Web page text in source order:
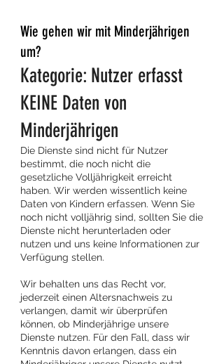
Wie gehen wir mit Minderjährigen
um?
Kategorie: Nutzer erfasst
KEINE Daten von
Minderjährigen
Die Dienste sind nicht für Nutzer
bestimmt, die noch nicht die
gesetzliche Volljährigkeit erreicht
haben. Wir werden wissentlich keine
Daten von Kindern erfassen. Wenn Sie
noch nicht volljährig sind, sollten Sie die
Dienste nicht herunterladen oder
nutzen und uns keine Informationen zur
Verfügung stellen.
Wir behalten uns das Recht vor,
jederzeit einen Altersnachweis zu
verlangen, damit wir überprüfen
können, ob Minderjährige unsere
Dienste nutzen. Für den Fall, dass wir
Kenntnis davon erlangen, dass ein